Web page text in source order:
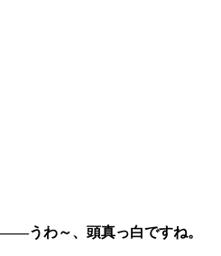
――うわ～、頭真っ白ですね。